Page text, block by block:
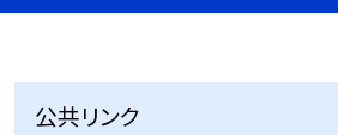
公共リンク